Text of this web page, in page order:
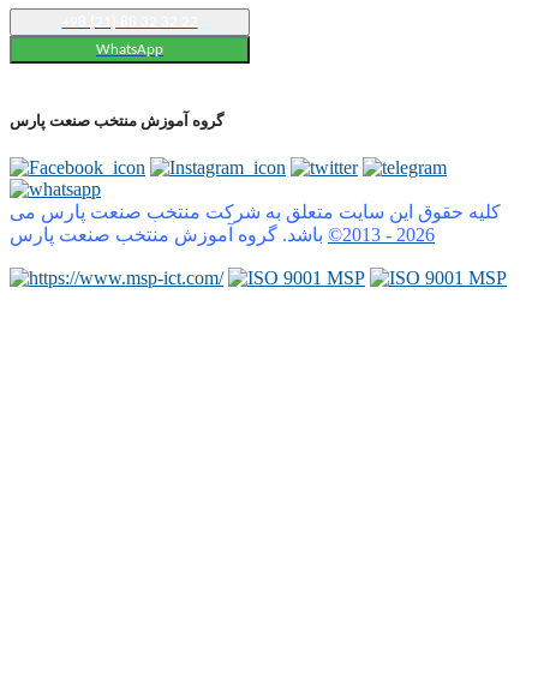
WhatsApp
گروه آموزش منتخب صنعت پارس
کلیه حقوق این سایت متعلق به شرکت منتخب صنعت پارس می
©2013 - 2026